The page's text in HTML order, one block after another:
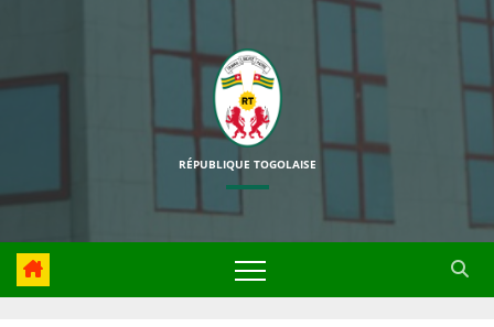
RÉPUBLIQUE TOGOLAISE